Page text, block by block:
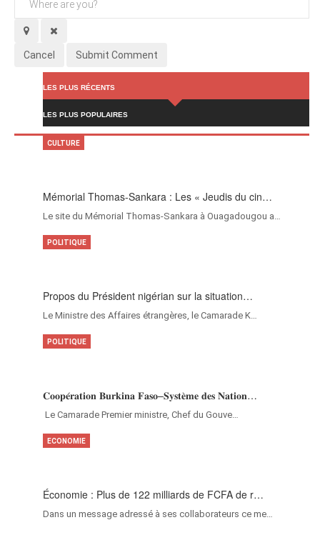
Cancel Submit Comment
LES PLUS RÉCENTS
LES PLUS POPULAIRES
Mémorial Thomas-Sankara : Les « Jeudis du cin…
Le site du Mémorial Thomas-Sankara à Ouagadougou a…
CULTURE
Propos du Président nigérian sur la situation…
Le Ministre des Affaires étrangères, le Camarade K…
POLITIQUE
𝐂𝐨𝐨𝐩𝐞́𝐫𝐚𝐭𝐢𝐨𝐧 𝐁𝐮𝐫𝐤𝐢𝐧𝐚 𝐅𝐚𝐬𝐨–𝐒𝐲𝐬𝐭𝐞̀𝐦𝐞 𝐝𝐞𝐬 𝐍𝐚𝐭𝐢𝐨𝐧…
‎Le Camarade Premier ministre, Chef du Gouve…
POLITIQUE
Économie : Plus de 122 milliards de FCFA de r…
Dans un message adressé à ses collaborateurs ce me…
ECONOMIE